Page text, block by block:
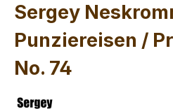
Sergey
Punziereisen /
No. 74